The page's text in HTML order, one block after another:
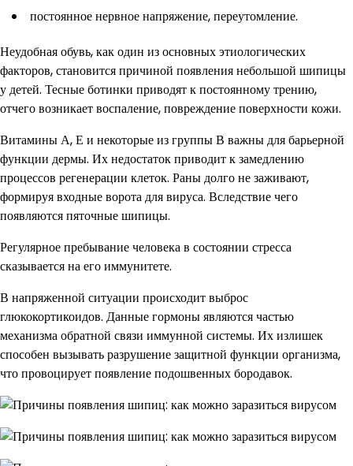
постоянное нервное напряжение, переутомление.
Неудобная обувь, как один из основных этиологических
факторов, становится причиной появления небольшой шипицы
у детей. Тесные ботинки приводят к постоянному трению,
отчего возникает воспаление, повреждение поверхности кожи.
Витамины А, Е и некоторые из группы В важны для барьерной
функции дермы. Их недостаток приводит к замедлению
процессов регенерации клеток. Раны долго не заживают,
формируя входные ворота для вируса. Вследствие чего
появляются пяточные шипицы.
Регулярное пребывание человека в состоянии стресса
сказывается на его иммунитете.
В напряженной ситуации происходит выброс
глюкокортикоидов. Данные гормоны являются частью
механизма обратной связи иммунной системы. Их излишек
способен вызывать разрушение защитной функции организма,
что провоцирует появление подошвенных бородавок.